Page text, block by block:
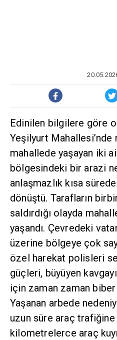
Edinilen bilgilere göre
Yeşilyurt Mahallesi’nde
mahallede yaşayan iki
bölgesindeki bir arazi
anlaşmazlık kısa
dönüştü. Tarafların
saldırdığı olayda
yaşandı. Çevredeki
üzerine bölgeye çok
özel harekat polisleri
güçleri, büyüyen
için zaman zaman biber
Yaşanan arbede
uzun süre araç trafiğine
kilometrelerce araç